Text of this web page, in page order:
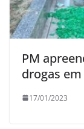
PM
drogas
17/01/2023